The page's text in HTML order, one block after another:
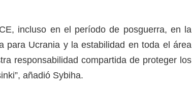
incluso en el período de posguerra, en la
para Ucrania y la estabilidad en toda el área
responsabilidad compartida de proteger los
añadió Sybiha.